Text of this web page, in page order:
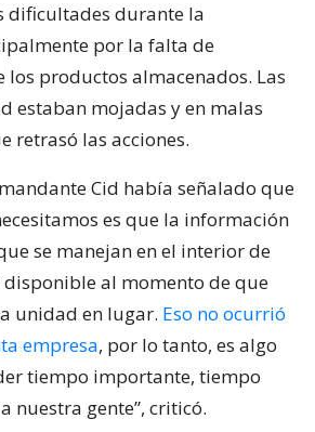
dificultades durante la
por la falta de
productos almacenados. Las
estaban mojadas y en malas
retrasó las acciones.
Cid había señalado que
es que la información
se manejan en el interior de
disponible al momento de que
unidad en lugar. Eso no ocurrió
empresa, por lo tanto, es algo
tiempo importante, tiempo
nuestra gente”, criticó.